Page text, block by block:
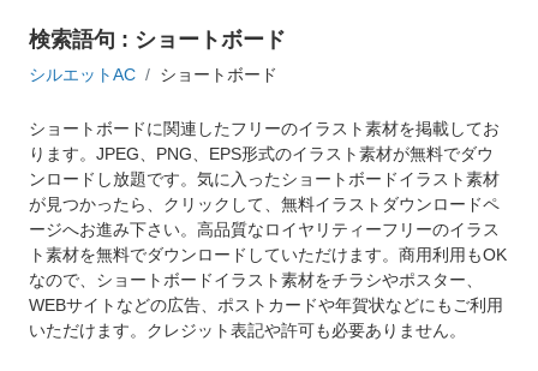
検索語句 : ショートボード
シルエットAC ショートボード
ショートボードに関連したフリーのイラスト素材を掲載してお
ります。JPEG、PNG、EPS形式のイラスト素材が無料でダウ
ンロードし放題です。気に入ったショートボードイラスト素材
が見つかったら、クリックして、無料イラストダウンロードペ
ージへお進み下さい。高品質なロイヤリティーフリーのイラス
ト素材を無料でダウンロードしていただけます。商用利用もOK
なので、ショートボードイラスト素材をチラシやポスター、
WEBサイトなどの広告、ポストカードや年賀状などにもご利用
いただけます。クレジット表記や許可も必要ありません。